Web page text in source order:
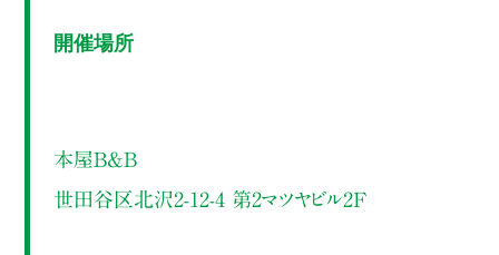
開催場所
本屋B&B
世田谷区北沢2-12-4 第2マツヤビル2F